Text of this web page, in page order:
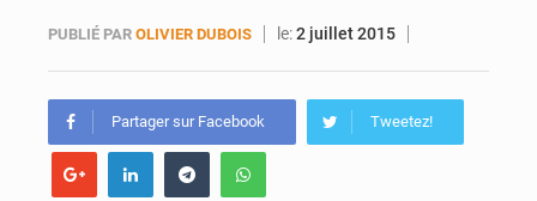
AfroBasket U18 : Le Mali défend sa double couronne à Abidjan
PUBLIÉ PAR OLIVIER DUBOIS le:2 juillet 2015
Partager sur Facebook Tweetez!